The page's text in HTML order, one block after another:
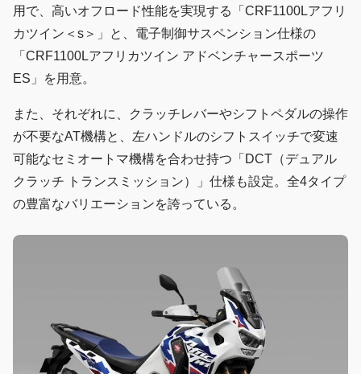
用で、高いオフロード性能を実現する「CRF1100Lアフリ
カツイン＜s＞」と、電子制御サスペンション仕様の
「CRF1100Lアフリカツイン アドベンチャースポーツ
ES」を用意。
また、それぞれに、クラッチレバーやシフトペダルの操作
が不要なAT機構と、左ハンドルのシフトスイッチで変速
可能なセミオートマ機構を合わせ持つ「DCT（デュアル
クラッチ トランスミッション）」仕様も設定。全4タイプ
の豊富なバリエーションを誇っている。